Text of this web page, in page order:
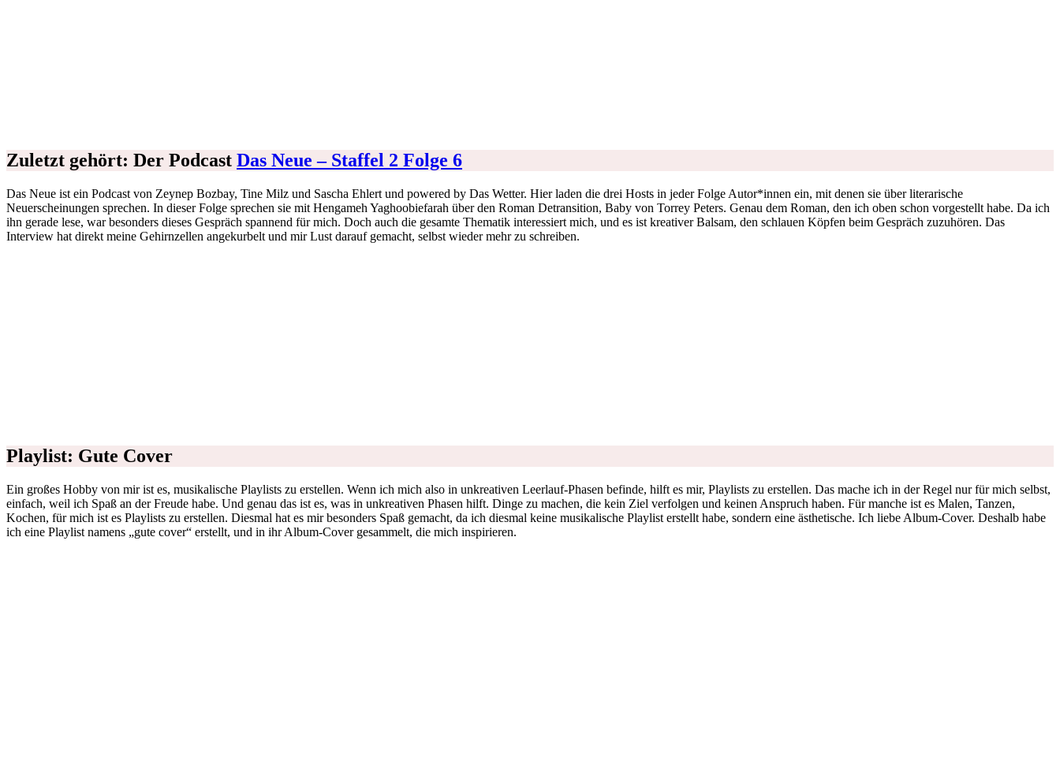
Zuletzt gehört: Der Podcast Das Neue – Staffel 2 Folge 6
Das Neue ist ein Podcast von Zeynep Bozbay, Tine Milz und Sascha Ehlert und powered by Das Wetter. Hier laden die drei Hosts in jeder Folge Autor*innen ein, mit denen sie über literarische
Neuerscheinungen sprechen. In dieser Folge sprechen sie mit Hengameh Yaghoobiefarah über den Roman Detransition, Baby von Torrey Peters. Genau dem Roman, den ich oben schon vorgestellt habe. Da ich
ihn gerade lese, war besonders dieses Gespräch spannend für mich. Doch auch die gesamte Thematik interessiert mich, und es ist kreativer Balsam, den schlauen Köpfen beim Gespräch zuzuhören. Das
Interview hat direkt meine Gehirnzellen angekurbelt und mir Lust darauf gemacht, selbst wieder mehr zu schreiben.
Playlist: Gute Cover
Ein großes Hobby von mir ist es, musikalische Playlists zu erstellen. Wenn ich mich also in unkreativen Leerlauf-Phasen befinde, hilft es mir, Playlists zu erstellen. Das mache ich in der Regel nur für mich selbst,
einfach, weil ich Spaß an der Freude habe. Und genau das ist es, was in unkreativen Phasen hilft. Dinge zu machen, die kein Ziel verfolgen und keinen Anspruch haben. Für manche ist es Malen, Tanzen,
Kochen, für mich ist es Playlists zu erstellen. Diesmal hat es mir besonders Spaß gemacht, da ich diesmal keine musikalische Playlist erstellt habe, sondern eine ästhetische. Ich liebe Album-Cover. Deshalb habe
ich eine Playlist namens „gute cover“ erstellt, und in ihr Album-Cover gesammelt, die mich inspirieren.